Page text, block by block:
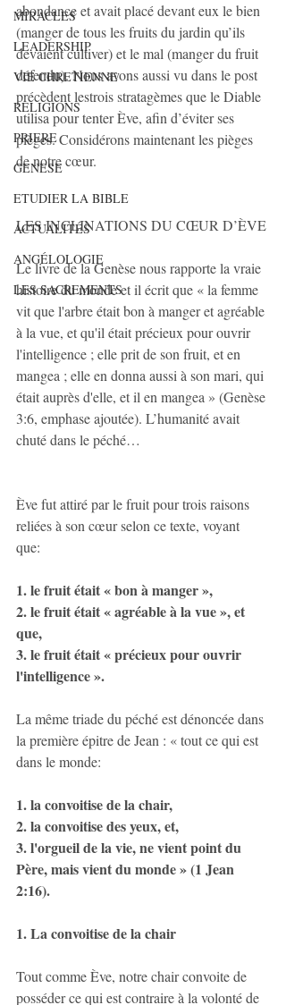
MIRACLES
LEADERSHIP
VIE CHRETIENNE
RELIGIONS
PRIERE
GENESE
ETUDIER LA BIBLE
ACTUALITÉS
ANGÉLOLOGIE
LES SACREMENTS
abondance et avait placé devant eux le bien
(manger de tous les fruits du jardin qu’ils
devaient cultiver) et le mal (manger du fruit
défendu). Nous avons aussi vu dans le post
précèdent lestrois stratagèmes que le Diable
utilisa pour tenter Ève, afin d’éviter ses
pièges. Considérons maintenant les pièges
de notre cœur.
LES INCLINATIONS DU CŒUR D’ÈVE
Le livre de la Genèse nous rapporte la vraie
histoire du monde et il écrit que « la femme
vit que l'arbre était bon à manger et agréable
à la vue, et qu'il était précieux pour ouvrir
l'intelligence ; elle prit de son fruit, et en
mangea ; elle en donna aussi à son mari, qui
était auprès d'elle, et il en mangea » (Genèse
3:6, emphase ajoutée). L’humanité avait
chuté dans le péché…
Ève fut attiré par le fruit pour trois raisons
reliées à son cœur selon ce texte, voyant
que:
1. le fruit était « bon à manger »,
2. le fruit était « agréable à la vue », et
que,
3. le fruit était « précieux pour ouvrir
l'intelligence ».
La même triade du péché est dénoncée dans
la première épitre de Jean : « tout ce qui est
dans le monde:
1. la convoitise de la chair,
2. la convoitise des yeux, et,
3. l'orgueil de la vie, ne vient point du
Père, mais vient du monde » (1 Jean
2:16).
1. La convoitise de la chair
Tout comme Ève, notre chair convoite de
posséder ce qui est contraire à la volonté de